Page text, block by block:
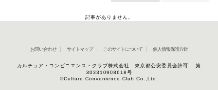
記事がありません。
お問い合わせ サイトマップ このサイトについて 個人情報保護方針
カルチュア・コンビニエンス・クラブ株式会社 東京都公安委員会許可 第
303310908618号
©Culture Convenience Club Co.,Ltd.